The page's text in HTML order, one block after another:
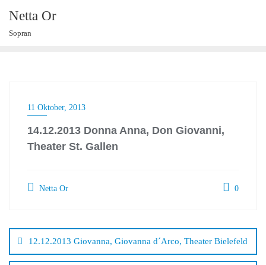
content
Netta Or
Sopran
11 Oktober, 2013
14.12.2013 Donna Anna, Don Giovanni,
Theater St. Gallen
Netta Or 0
12.12.2013 Giovanna, Giovanna d´Arco, Theater Bielefeld